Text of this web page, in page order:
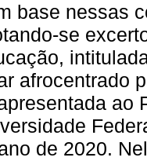
base nessas
se
afrocentrado
ao
de 2020.